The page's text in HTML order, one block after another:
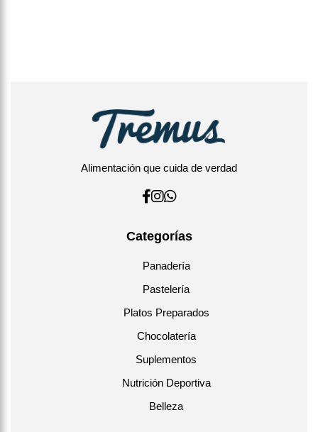
Alimentación que cuida de verdad
Categorías
Panadería
Pastelería
Platos Preparados
Chocolatería
Suplementos
Nutrición Deportiva
Belleza